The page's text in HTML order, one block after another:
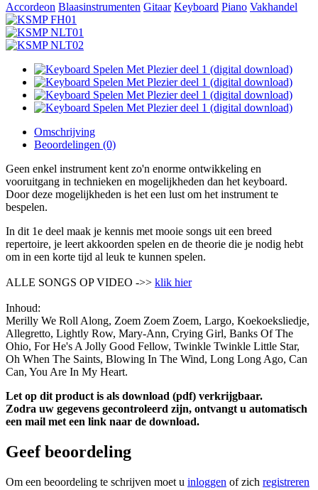
Accordeon Blaasinstrumenten Gitaar Keyboard Piano Vakhandel
Omschrijving
Beoordelingen (0)
Geen enkel instrument kent zo'n enorme ontwikkeling en
vooruitgang in technieken en mogelijkheden dan het keyboard.
Door deze mogelijkheden is het een lust om het instrument te
bespelen.
In dit 1e deel maak je kennis met mooie songs uit een breed
repertoire, je leert akkoorden spelen en de theorie die je nodig hebt
om in een korte tijd al leuk te kunnen spelen.
ALLE SONGS OP VIDEO ->> klik hier
Inhoud:
Merilly We Roll Along, Zoem Zoem Zoem, Largo, Koekoeksliedje,
Allegretto, Lightly Row, Mary-Ann, Crying Girl, Banks Of The
Ohio, For He's A Jolly Good Fellow, Twinkle Twinkle Little Star,
Oh When The Saints, Blowing In The Wind, Long Long Ago, Can
Can, You Are In My Heart.
Let op dit product is als download (pdf) verkrijgbaar.
Zodra uw gegevens gecontroleerd zijn, ontvangt u automatisch
een mail met een link naar de download.
Geef beoordeling
Om een beoordeling te schrijven moet u inloggen of zich registreren